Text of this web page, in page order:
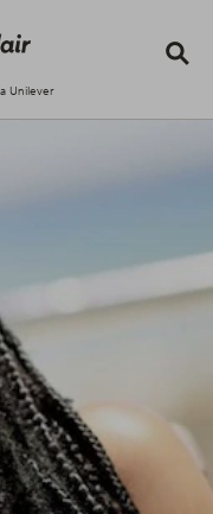
Unilever